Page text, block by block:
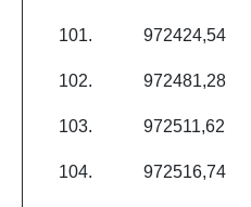
101. 972424,54
102. 972481,28
103. 972511,62
104. 972516,74